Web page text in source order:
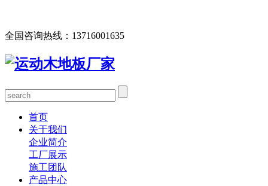
全国咨询热线： 13716001635
首页
关于我们
企业简介
工厂展示
施工团队
产品中心